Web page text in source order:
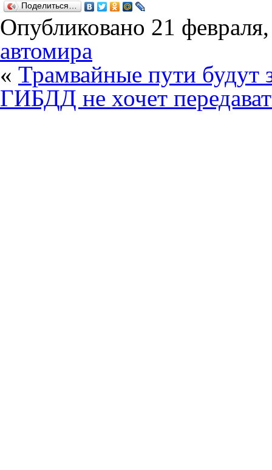
Поделиться…
Опубликовано 21
автомира
« Трамвайные пути будут
ГИБДД не хочет